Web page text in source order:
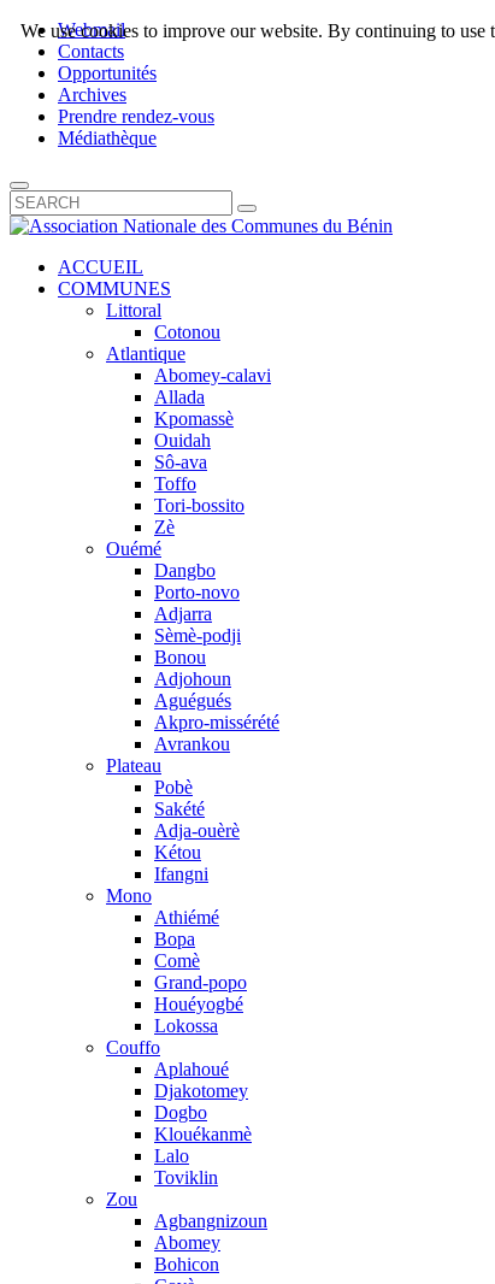
Webmail
Contacts
Opportunités
Archives
Prendre rendez-vous
Médiathèque
ACCUEIL
COMMUNES
Littoral
Cotonou
Atlantique
Abomey-calavi
Allada
Kpomassè
Ouidah
Sô-ava
Toffo
Tori-bossito
Zè
Ouémé
Dangbo
Porto-novo
Adjarra
Sèmè-podji
Bonou
Adjohoun
Aguégués
Akpro-missérété
Avrankou
Plateau
Pobè
Sakété
Adja-ouèrè
Kétou
Ifangni
Mono
Athiémé
Bopa
Comè
Grand-popo
Houéyogbé
Lokossa
Couffo
Aplahoué
Djakotomey
Dogbo
Klouékanmè
Lalo
Toviklin
Zou
Agbangnizoun
Abomey
Bohicon
We use cookies to improve our website. By continuing to